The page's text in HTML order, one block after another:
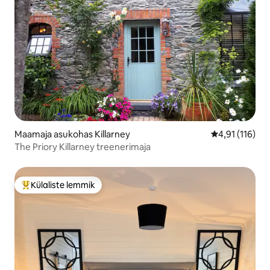
Maamaja asukohas Killarney Keskmine
4,91 (116)
The Priory Killarney treenerimaja
Külaliste suur lemmik
Külaliste lemmik